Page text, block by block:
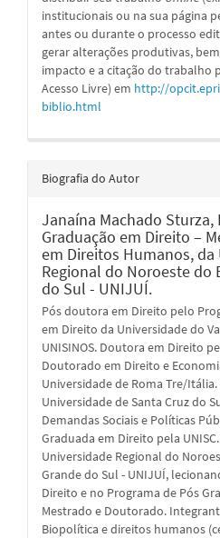
institucionais ou na sua página
antes ou durante o processo
gerar alterações produtivas,
impacto e a citação do trabalho
Acesso Livre) em http://
biblio.html
Biografia do Autor
Janaína Machado Sturza,
Graduação em Direito –
em Direitos Humanos, da
Regional do Noroeste do
do Sul - UNIJUÍ.
Pós doutora em Direito pelo
em Direito da Universidade do
UNISINOS. Doutora em Direito
Doutorado em Direito e
Universidade de Roma Tre/
Universidade de Santa Cruz do
Demandas Sociais e Políticas
Graduada em Direito pela
Universidade Regional do
Grande do Sul - UNIJUÍ,
Direito e no Programa de Pós
Mestrado e Doutorado.
Biopolítica e direitos humanos